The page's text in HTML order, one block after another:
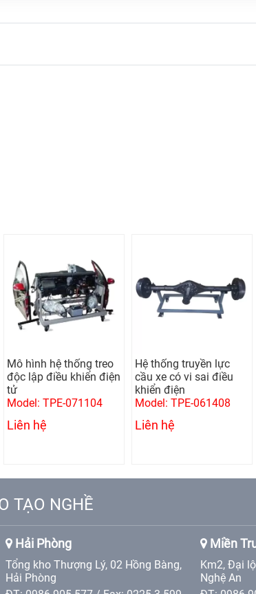
Mô hình hệ thống treo
độc lập điều khiển điện
tử
Model: TPE-071104
Liên hệ
Hệ thống truyền lực
cầu xe có vi sai điều
khiển điện
Model: TPE-061408
Liên hệ
TẠO NGHỀ
Hải Phòng
Tổng kho Thượng Lý, 02 Hồng Bàng,
Hải Phòng
Miền
Km2, Đại
Nghệ An